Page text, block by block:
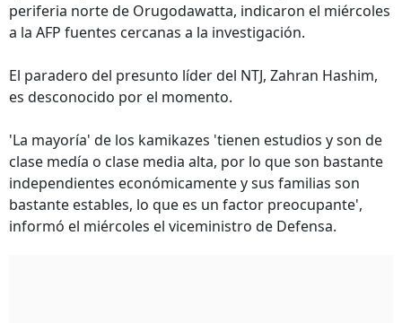
periferia norte de Orugodawatta, indicaron el miércoles
a la AFP fuentes cercanas a la investigación.
El paradero del presunto líder del NTJ, Zahran Hashim,
es desconocido por el momento.
'La mayoría' de los kamikazes 'tienen estudios y son de
clase medía o clase media alta, por lo que son bastante
independientes económicamente y sus familias son
bastante estables, lo que es un factor preocupante',
informó el miércoles el viceministro de Defensa.